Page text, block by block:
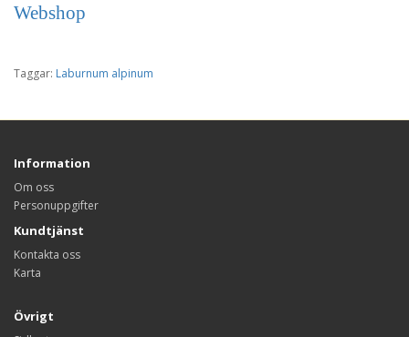
Webshop
Taggar: Laburnum alpinum
Information
Om oss
Personuppgifter
Kundtjänst
Kontakta oss
Karta
Övrigt